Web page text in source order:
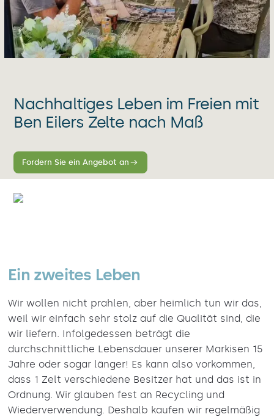
Nachhaltiges Leben im Freien mit
Ben Eilers Zelte nach Maß
Fordern Sie ein Angebot an
Ein zweites Leben
Wir wollen nicht prahlen, aber heimlich tun wir das,
weil wir einfach sehr stolz auf die Qualität sind, die
wir liefern. Infolgedessen beträgt die
durchschnittliche Lebensdauer unserer Markisen 15
Jahre oder sogar länger! Es kann also vorkommen,
dass 1 Zelt verschiedene Besitzer hat und das ist in
Ordnung. Wir glauben fest an Recycling und
Wiederverwendung. Deshalb kaufen wir regelmäßig